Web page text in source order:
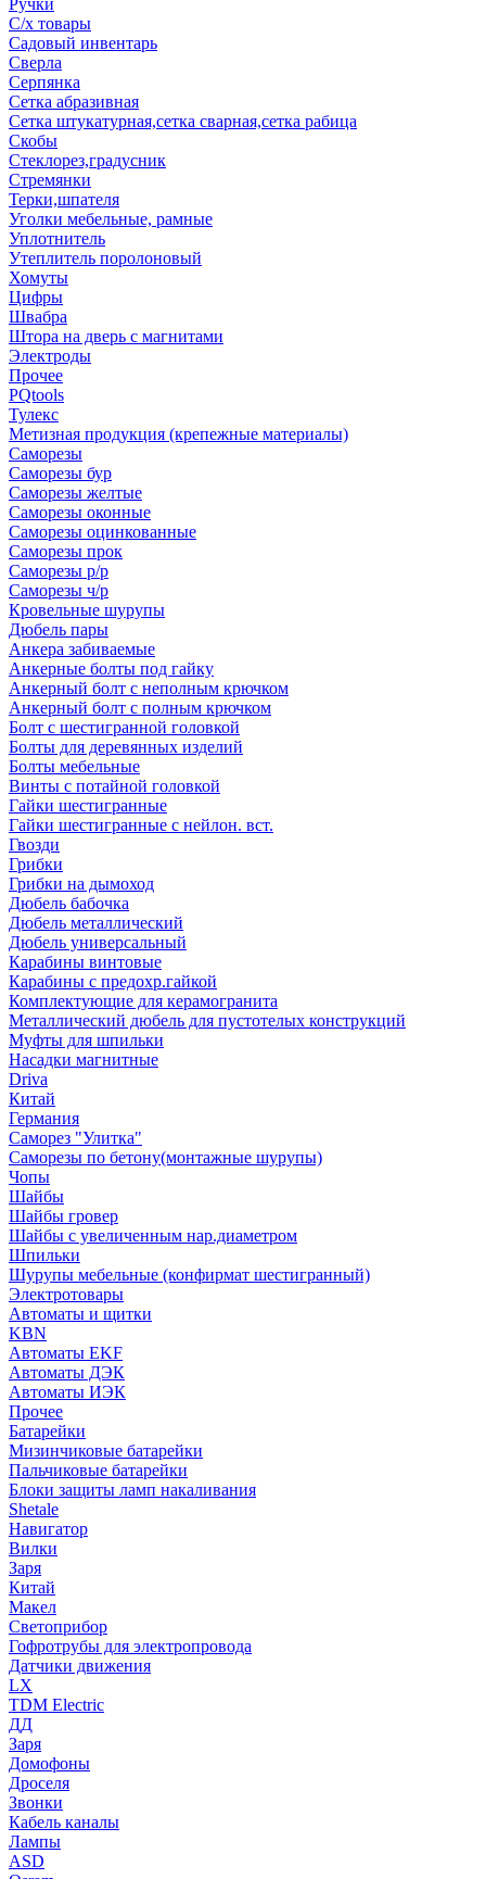
Ручки
С/х товары
Садовый инвентарь
Сверла
Серпянка
Сетка абразивная
Сетка штукатурная,сетка сварная,сетка рабица
Скобы
Стеклорез,градусник
Стремянки
Терки,шпателя
Уголки мебельные, рамные
Уплотнитель
Утеплитель поролоновый
Хомуты
Цифры
Швабра
Штора на дверь с магнитами
Электроды
Прочее
PQtools
Тулекс
Метизная продукция (крепежные материалы)
Саморезы
Саморезы бур
Саморезы желтые
Саморезы оконные
Саморезы оцинкованные
Саморезы прок
Саморезы р/р
Саморезы ч/р
Кровельные шурупы
Дюбель пары
Анкера забиваемые
Анкерные болты под гайку
Анкерный болт с неполным крючком
Анкерный болт с полным крючком
Болт с шестигранной головкой
Болты для деревянных изделий
Болты мебельные
Винты с потайной головкой
Гайки шестигранные
Гайки шестигранные с нейлон. вст.
Гвозди
Грибки
Грибки на дымоход
Дюбель бабочка
Дюбель металлический
Дюбель универсальный
Карабины винтовые
Карабины с предохр.гайкой
Комплектующие для керамогранита
Металлический дюбель для пустотелых конструкций
Муфты для шпильки
Насадки магнитные
Driva
Китай
Германия
Саморез "Улитка"
Саморезы по бетону(монтажные шурупы)
Чопы
Шайбы
Шайбы гровер
Шайбы с увеличенным нар.диаметром
Шпильки
Шурупы мебельные (конфирмат шестигранный)
Электротовары
Автоматы и щитки
KBN
Автоматы EKF
Автоматы ДЭК
Автоматы ИЭК
Прочее
Батарейки
Мизинчиковые батарейки
Пальчиковые батарейки
Блоки защиты ламп накаливания
Shetale
Навигатор
Вилки
Заря
Китай
Макел
Светоприбор
Гофротрубы для электропровода
Датчики движения
LX
TDM Electric
ДД
Заря
Домофоны
Дроселя
Звонки
Кабель каналы
Лампы
ASD